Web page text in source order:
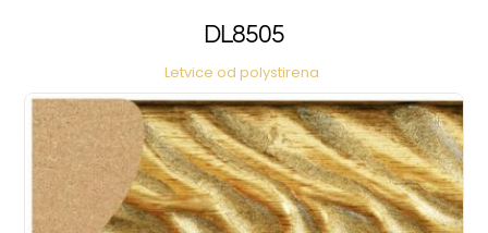
DL8505
Letvice od polystirena